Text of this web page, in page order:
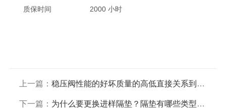
质保时间 2000 小时
上一篇： 稳压阀性能的好坏质量的高低直接关系到色谱仪定性定量的基本性能
下一篇： 为什么要更换进样隔垫？隔垫有哪些类型？如何根据客户需求选择进样隔垫？